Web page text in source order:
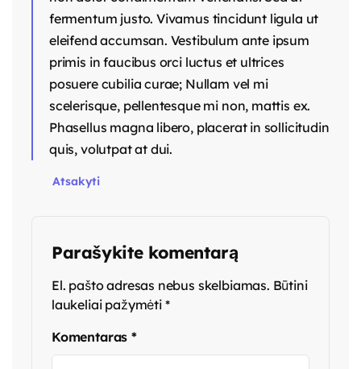
fermentum justo. Vivamus tincidunt ligula ut
eleifend accumsan. Vestibulum ante ipsum
primis in faucibus orci luctus et ultrices
posuere cubilia curae; Nullam vel mi
scelerisque, pellentesque mi non, mattis ex.
Phasellus magna libero, placerat in sollicitudin
quis, volutpat at dui.
Atsakyti
Parašykite komentarą
El. pašto adresas nebus skelbiamas. Būtini
laukeliai pažymėti *
Komentaras*